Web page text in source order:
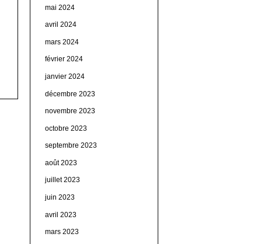
mai 2024
avril 2024
mars 2024
février 2024
janvier 2024
décembre 2023
novembre 2023
octobre 2023
septembre 2023
août 2023
juillet 2023
juin 2023
avril 2023
mars 2023